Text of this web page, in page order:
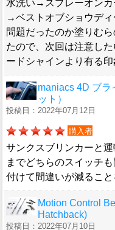
水洗い→スプレーオン
→ベストオブショウデ
問題だったのか塗りむ
たので、次回は注意し
ードシャインより有る印
maniacs 4D ブラ
ット）
投稿日：2022年07月12日
購入者
サンクスブリンカーと
までどちらのスイッチ
付けて間違いが減ること
Motion Control
Hatchback)
投稿日：2022年07月10日